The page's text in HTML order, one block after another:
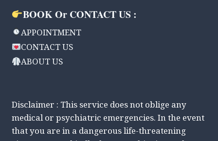
BOOK Or CONTACT US :
APPOINTMENT
CONTACT US
ABOUT US
Disclaimer : This service does not oblige any
medical or psychiatric emergencies. In the event
that you are in a dangerous life-threatening